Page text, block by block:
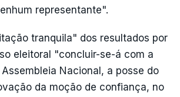
representante".
tranquila" dos resultados por
eleitoral "concluir-se-á com a
Nacional, a posse do
da moção de confiança, no